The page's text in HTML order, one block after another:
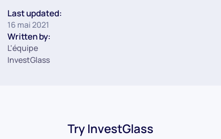
Last updated:
16 mai 2021
Written by:
L'équipe
InvestGlass
Try InvestGlass